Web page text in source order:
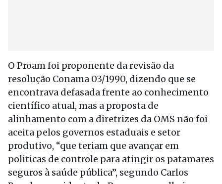
O Proam foi proponente da revisão da
resolução Conama 03/1990, dizendo que se
encontrava defasada frente ao conhecimento
científico atual, mas a proposta de
alinhamento com a diretrizes da OMS não foi
aceita pelos governos estaduais e setor
produtivo, “que teriam que avançar em
politicas de controle para atingir os patamares
seguros à saúde pública”, segundo Carlos